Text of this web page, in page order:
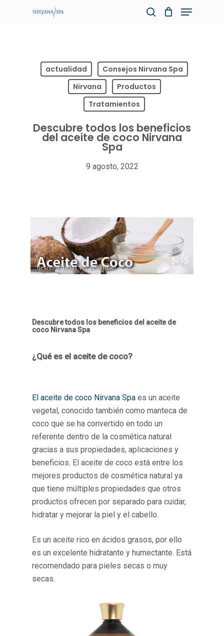
Menu
actualidad
Consejos Nirvana Spa
Nirvana
Productos
Tratamientos
Descubre todos los beneficios
del aceite de coco Nirvana
Spa
9 agosto, 2022
Descubre todos los beneficios del aceite de
coco Nirvana Spa
¿Qué es el aceite de coco?
El aceite de coco Nirvana Spa es un aceite
vegetal, conocido también como manteca de
coco que se ha convertido en todo un
referente dentro de la cosmética natural
gracias a sus propiedades, aplicaciones y
beneficios. El aceite de coco está entre los
mejores productos de cosmética natural ya
que tiene múltiples propiedades que otros
productos ofrecen por separado para cuidar,
hidratar y mejorar la piel y el cabello.
Es un aceite rico en ácidos grasos, por ello
es un excelente hidratante y humectante. Está
recomendado para pieles secas o muy
secas.